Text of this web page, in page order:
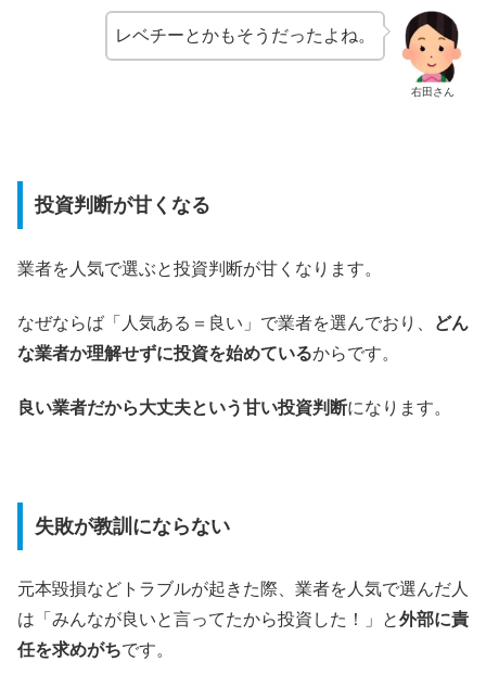
右田さん
レベチーとかもそうだったよね。
投資判断が甘くなる
業者を人気で選ぶと投資判断が甘くなります。
なぜならば「人気ある＝良い」で業者を選んでおり、
どん
な業者か理解せずに投資を始めているからです。
良い業者だから大丈夫という甘い投資判断になります。
失敗が教訓にならない
元本毀損などトラブルが起きた際、業者を人気で選んだ人
は「みんなが良いと言ってたから投資した！」と外部に責
任を求めがちです。